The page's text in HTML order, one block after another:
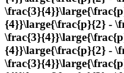
{4}}\large{\frac{p}{2} -
{4}}\large{\frac{p}{2} -